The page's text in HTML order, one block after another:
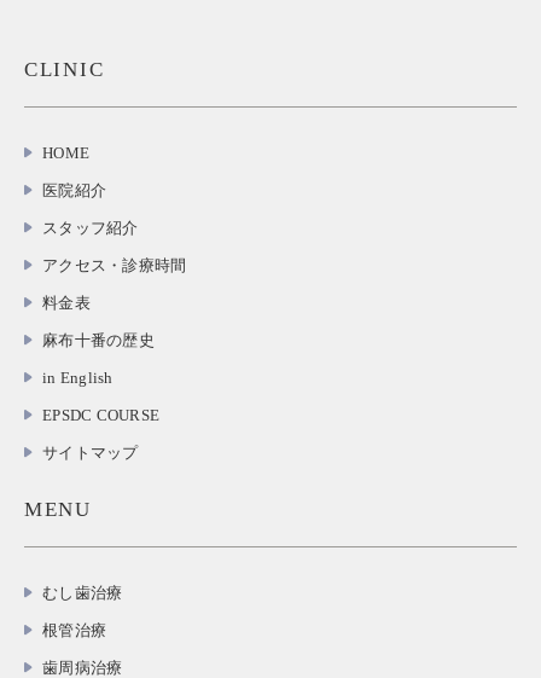
CLINIC
HOME
医院紹介
スタッフ紹介
アクセス・診療時間
料金表
麻布十番の歴史
in English
EPSDC COURSE
サイトマップ
MENU
むし歯治療
根管治療
歯周病治療